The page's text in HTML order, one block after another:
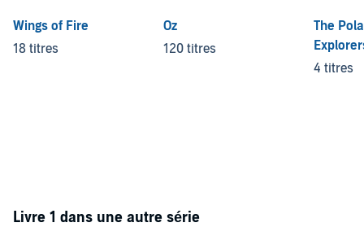
Wings of Fire
18 titres
Oz
120 titres
The
4 titres
Livre 1 dans une autre série